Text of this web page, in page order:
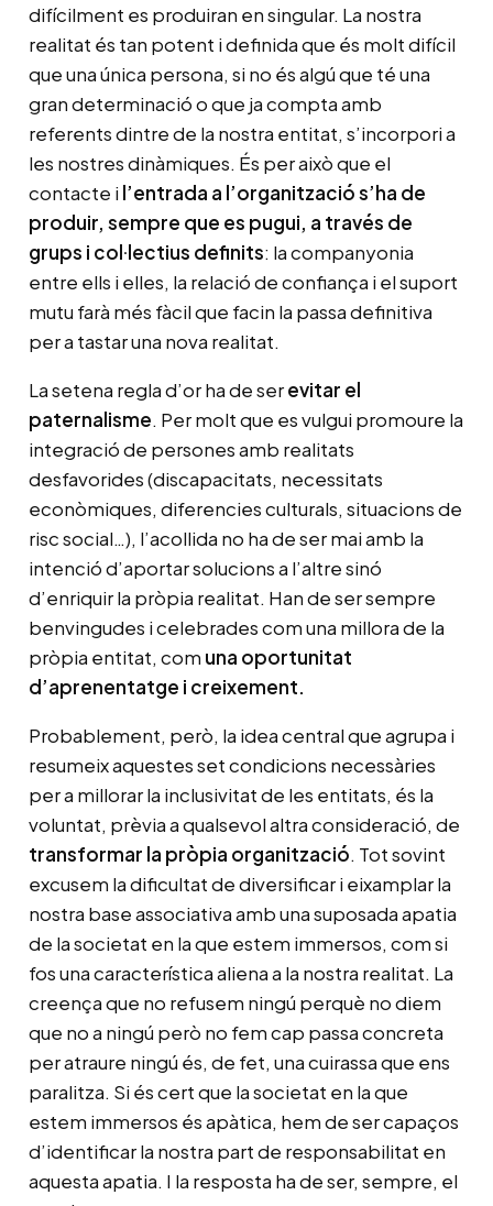
difícilment es produiran en singular. La nostra
realitat és tan potent i definida que és molt difícil
que una única persona, si no és algú que té una
gran determinació o que ja compta amb
referents dintre de la nostra entitat, s’incorpori a
les nostres dinàmiques. És per això que el
contacte i l’entrada a l’organització s’ha de
produir, sempre que es pugui, a través de
grups i col·lectius definits: la companyonia
entre ells i elles, la relació de confiança i el suport
mutu farà més fàcil que facin la passa definitiva
per a tastar una nova realitat.
La setena regla d’or ha de serevitar el
paternalisme. Per molt que es vulgui promoure la
integració de persones amb realitats
desfavorides (discapacitats, necessitats
econòmiques, diferencies culturals, situacions de
risc social…), l’acollida no ha de ser mai amb la
intenció d’aportar solucions a l’altre sinó
d’enriquir la pròpia realitat. Han de ser sempre
benvingudes i celebrades com una millora de la
pròpia entitat, com una oportunitat
d’aprenentatge i creixement.
Probablement, però, la idea central que agrupa i
resumeix aquestes set condicions necessàries
per a millorar la inclusivitat de les entitats, és la
voluntat, prèvia a qualsevol altra consideració, de
transformar la pròpia organització. Tot sovint
excusem la dificultat de diversificar i eixamplar la
nostra base associativa amb una suposada apatia
de la societat en la que estem immersos, com si
fos una característica aliena a la nostra realitat. La
creença que no refusem ningú perquè no diem
que no a ningú però no fem cap passa concreta
per atraure ningú és, de fet, una cuirassa que ens
paralitza. Si és cert que la societat en la que
estem immersos és apàtica, hem de ser capaços
d’identificar la nostra part de responsabilitat en
aquesta apatia. I la resposta ha de ser, sempre, el